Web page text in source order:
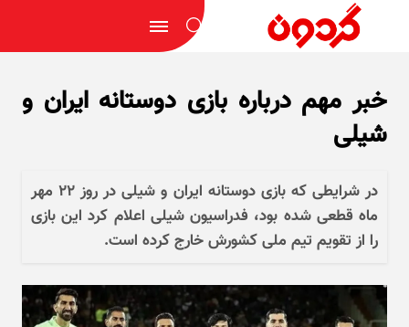
خبر مهم درباره بازی دوستانه ایران و
شیلی
در شرایطی که بازی دوستانه ایران و شیلی در روز ۲۲ مهر
ماه قطعی شده بود، فدراسیون شیلی اعلام کرد این بازی
را از تقویم تیم ملی کشورش خارج کرده است.